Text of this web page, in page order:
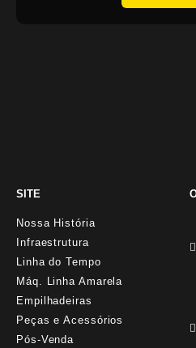
SITE
Nossa História
Infraestrutura
Linha do Tempo
Máq. Linha Amarela
Empilhadeiras
Peças e Acessórios
Pós-Venda